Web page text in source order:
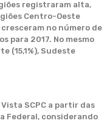
registraram alta,
Centro-Oeste
cresceram no número de
para 2017. No mesmo
(15,1%), Sudeste
SCPC a partir das
Federal, considerando